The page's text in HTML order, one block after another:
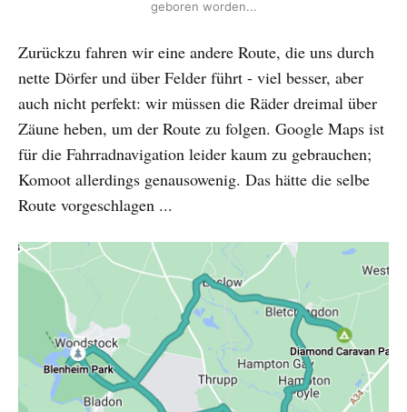
geboren worden...
Zurückzu fahren wir eine andere Route, die uns durch
nette Dörfer und über Felder führt - viel besser, aber
auch nicht perfekt: wir müssen die Räder dreimal über
Zäune heben, um der Route zu folgen. Google Maps ist
für die Fahrradnavigation leider kaum zu gebrauchen;
Komoot allerdings genausowenig. Das hätte die selbe
Route vorgeschlagen ...